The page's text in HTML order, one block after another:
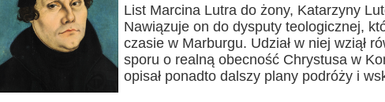
List Marcina Lutra do żony, Katarzyny
Nawiązuje on do dysputy teologicznej,
czasie w Marburgu. Udział w niej wziął
sporu o realną obecność Chrystusa w
opisał ponadto dalszy plany podróży i